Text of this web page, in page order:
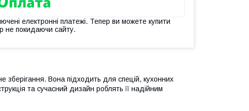
електронні платежі. Тепер ви можете купити
не покидаючи сайту.
зберігання. Вона підходить для спецій, кухонних
та сучасний дизайн роблять її надійним